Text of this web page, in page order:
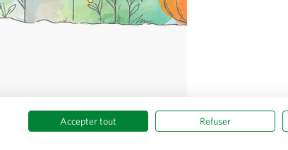
Tous les prixhorsfrais de port, TVA
Accepter tout Refuser